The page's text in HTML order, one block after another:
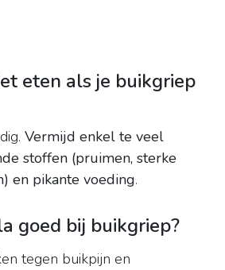
eten als je buikgriep
Vermijd enkel te veel
stoffen (pruimen, sterke
en pikante voeding.
goed bij buikgriep?
tegen buikpijn en